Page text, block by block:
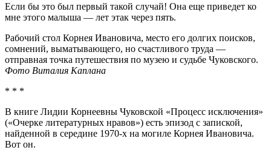
Если бы это был первый такой случай! Она еще приведет ко
мне этого малыша — лет этак через пять.
Рабочий стол Корнея Ивановича, место его долгих поисков,
сомнений, выматывающего, но счастливого труда —
отправная точка путешествия по музею и судьбе Чуковского.
Фото Виталия Каплана
* * *
В книге Лидии Корнеевны Чуковской «Процесс исключения»
(«Очерке литературных нравов») есть эпизод с запиской,
найденной в середине 1970-х на могиле Корнея Ивановича.
Вот он.